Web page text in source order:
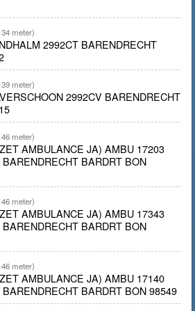
meter)
2992CT BARENDRECHT
meter)
2992CV BARENDRECHT
meter)
AMBULANCE JA) AMBU 17203
BARDRT BON
meter)
AMBULANCE JA) AMBU 17343
BARDRT BON
meter)
AMBULANCE JA) AMBU 17140
BARDRT BON 98549